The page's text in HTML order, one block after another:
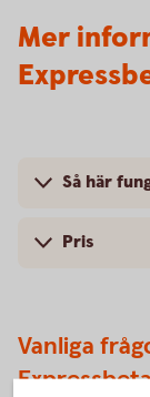
Mer
Så här
Pris
Vanliga